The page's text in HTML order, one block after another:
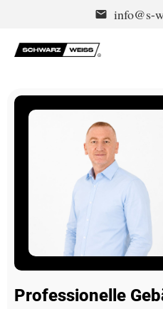
email info@s-
Professionelle